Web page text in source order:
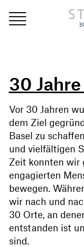
30
Vor 30 Jahren
dem Ziel
Basel zu
und vielfältigen
Zeit konnten wir
engagierten
bewegen.
wir nach und
30 Orte, an
entstanden ist
sind.